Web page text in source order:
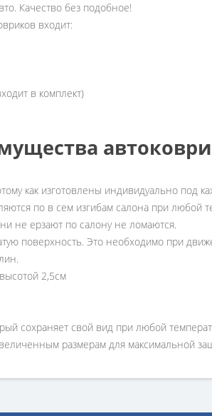
Качество без подобное!
входит:
в комплект)
как изготовлены индивидуально под
по в сем изгибам салона при любой
не ерзают по салону не ломаются.
поверхность. Это необходимо при
2,5см
сохраняет свой вид при любой
размерам для максимальной